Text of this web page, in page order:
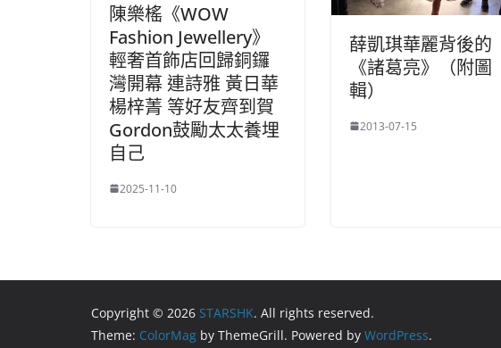
陳樂榣《WOW
Fashion Jewellery》
輕奢首飾店回歸銅鑼
灣開幕 連詩雅 黃日華
楊梓菁 等好友齊到賀
Gordon鼓勵太太養埋
自己
2025-11-10
薛凱琪華麗背後的
《諸葛亮》（附圖
輯）
2013-07-15
Copyright © 2026 STARSHK. All rights reserved.
Theme: ColorMag by ThemeGrill. Powered by WordPress.